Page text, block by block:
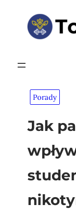
Porady
Jak